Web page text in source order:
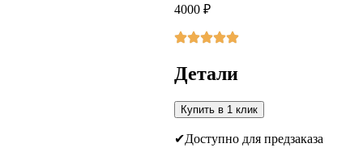
4000₽
Детали
Купить в 1 клик
Доступно для предзаказа